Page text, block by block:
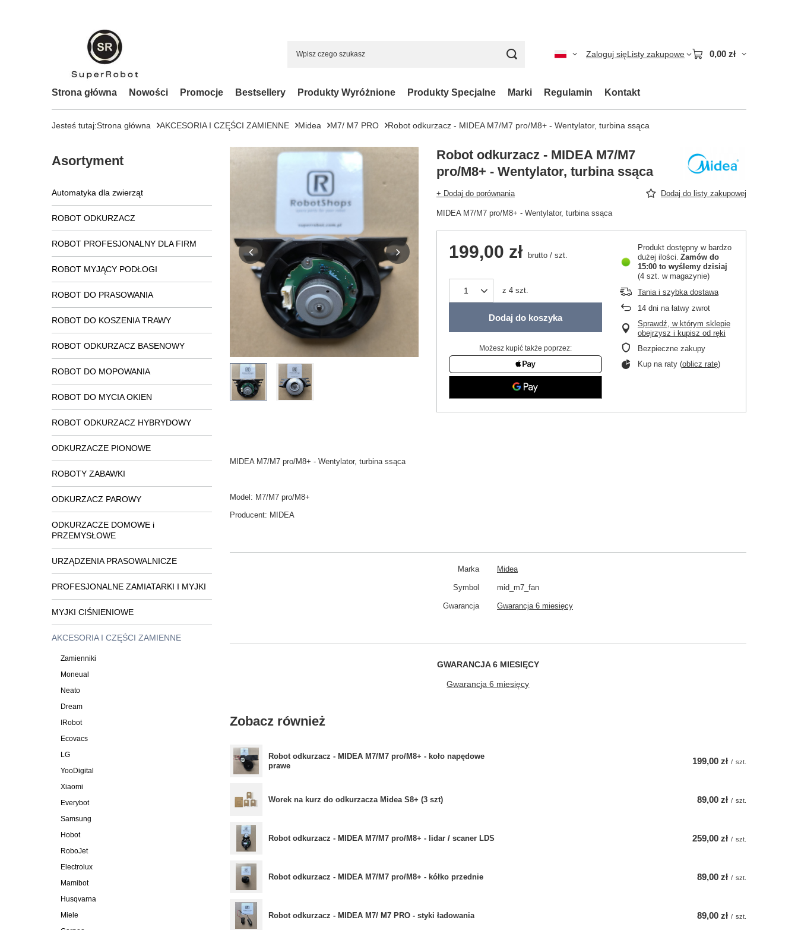
Zaloguj sięListy zakupowe 0,00 zł
Strona główna Nowości Promocje Bestsellery Produkty Wyróżnione Produkty Specjalne Marki Regulamin Kontakt
Jesteś tutaj:Strona główna AKCESORIA I CZĘŚCI ZAMIENNE Midea M7/ M7 PRO Robot odkurzacz - MIDEA M7/M7 pro/M8+ - Wentylator, turbina ssąca
Asortyment
Automatyka dla zwierząt
ROBOT ODKURZACZ
ROBOT PROFESJONALNY DLA FIRM
ROBOT MYJĄCY PODŁOGI
ROBOT DO PRASOWANIA
ROBOT DO KOSZENIA TRAWY
ROBOT ODKURZACZ BASENOWY
ROBOT DO MOPOWANIA
ROBOT DO MYCIA OKIEN
ROBOT ODKURZACZ HYBRYDOWY
ODKURZACZE PIONOWE
ROBOTY ZABAWKI
ODKURZACZ PAROWY
ODKURZACZE DOMOWE i
PRZEMYSŁOWE
URZĄDZENIA PRASOWALNICZE
PROFESJONALNE ZAMIATARKI I MYJKI
MYJKI CIŚNIENIOWE
AKCESORIA I CZĘŚCI ZAMIENNE
Zamienniki
Moneual
Neato
Dream
IRobot
Ecovacs
LG
YooDigital
Xiaomi
Everybot
Samsung
Hobot
RoboJet
Electrolux
Mamibot
Husqvarna
Miele
Robot odkurzacz - MIDEA M7/M7
pro/M8+ - Wentylator, turbina ssąca
+ Dodaj do porównania Dodaj do listy zakupowej
MIDEA M7/M7 pro/M8+ - Wentylator, turbina ssąca
199,00 zł brutto / szt.
z 4 szt.
Dodaj do koszyka
Możesz kupić także poprzez:
Produkt dostępny w bardzo
dużej ilości Zamów do
15:00 to wyślemy dzisiaj
(4 szt. w magazynie)
Tania i szybka dostawa
14 dni na łatwy zwrot
Sprawdź, w którym sklepie
obejrzysz i kupisz od ręki
Bezpieczne zakupy
Kup na raty (oblicz ratę)
MIDEA M7/M7 pro/M8+ - Wentylator, turbina ssąca
Model: M7/M7 pro/M8+
Producent: MIDEA
Marka Midea
Symbol mid_m7_fan
Gwarancja Gwarancja 6 miesięcy
GWARANCJA 6 MIESIĘCY
Gwarancja 6 miesięcy
Zobacz również
Robot odkurzacz - MIDEA M7/M7 pro/M8+ - koło napędowe
prawe
199,00 zł / szt.
Worek na kurz do odkurzacza Midea S8+ (3 szt) 89,00 zł / szt.
Robot odkurzacz - MIDEA M7/M7 pro/M8+ - lidar / scaner LDS 259,00 zł / szt.
Robot odkurzacz - MIDEA M7/M7 pro/M8+ - kółko przednie 89,00 zł / szt.
Robot odkurzacz - MIDEA M7/ M7 PRO - styki ładowania 89,00 zł / szt.